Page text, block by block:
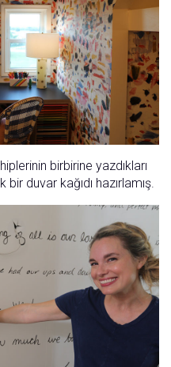
birbirine yazdıkları
duvar kağıdı hazırlamış.